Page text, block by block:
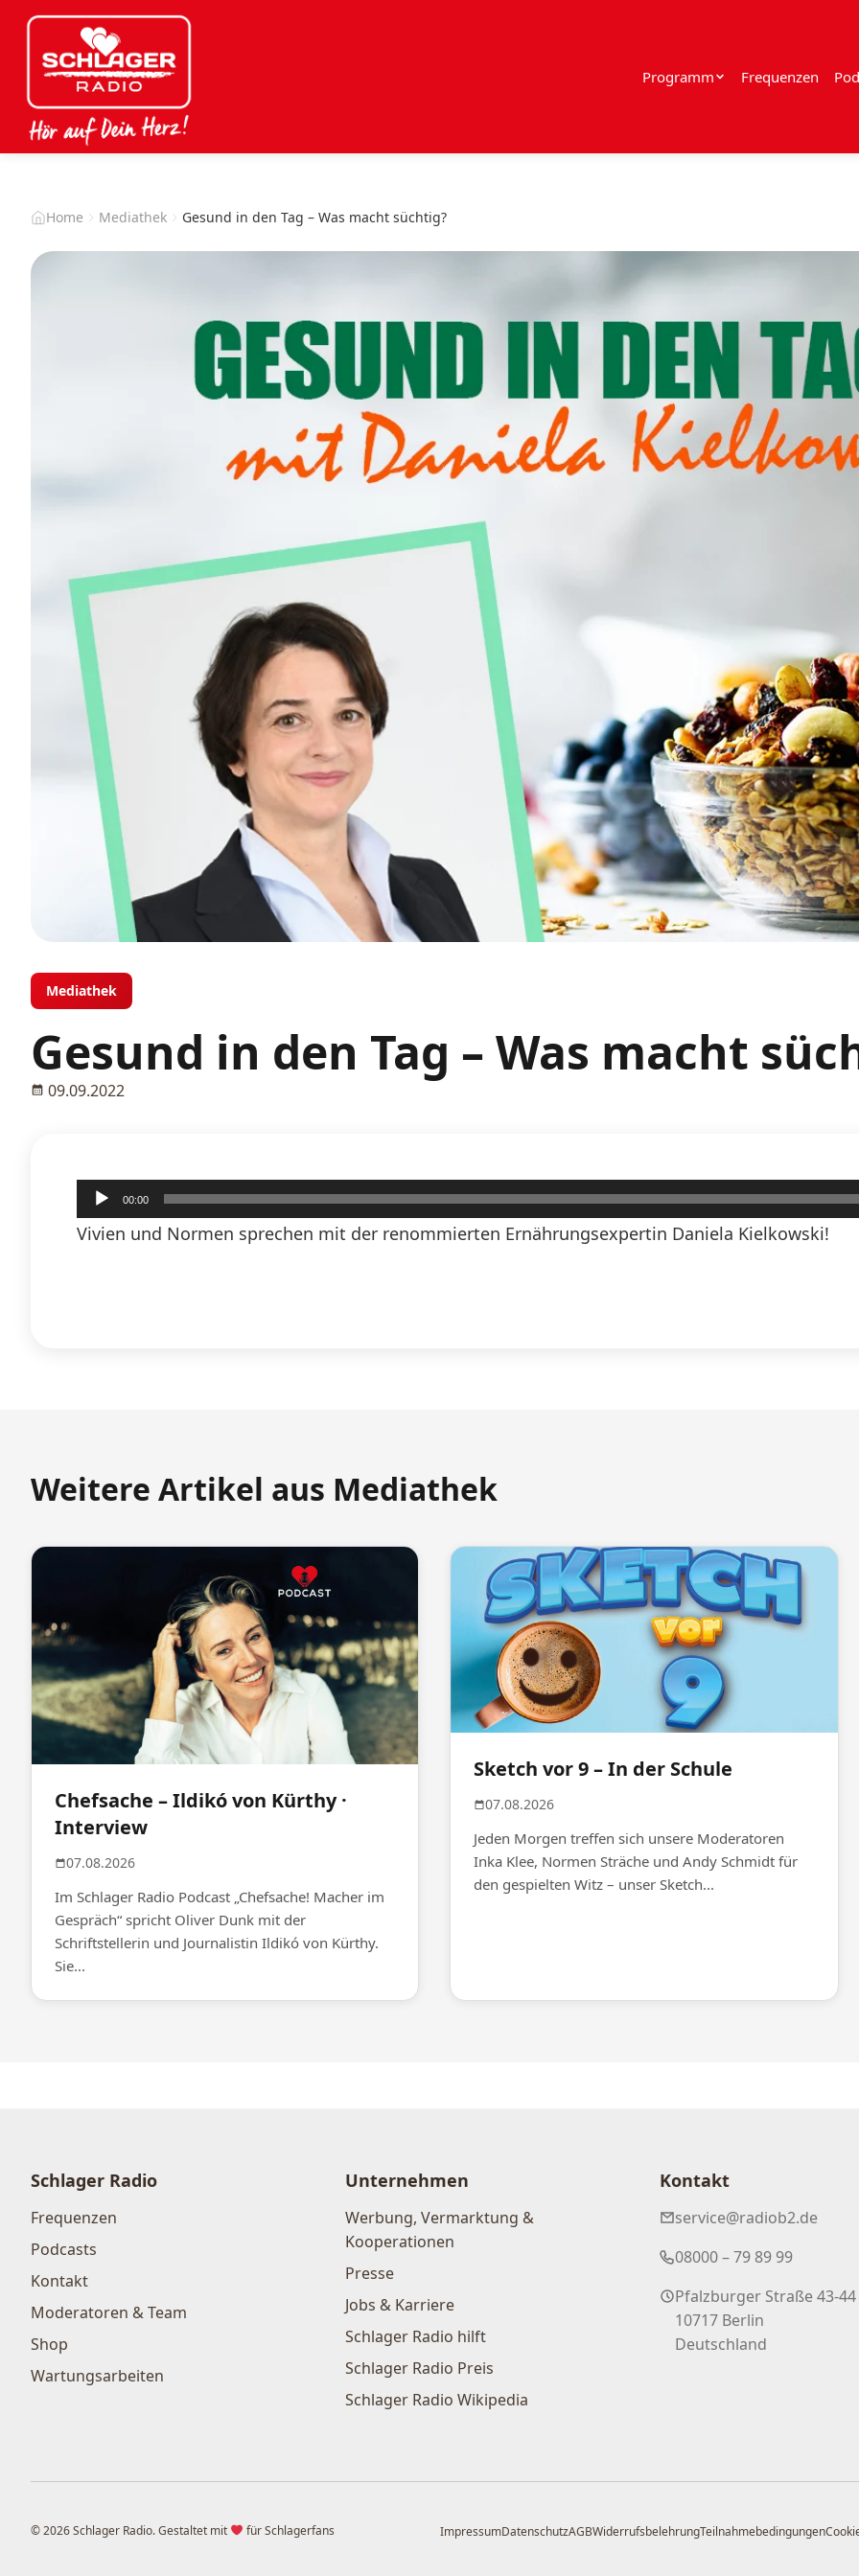
Programm Frequenzen
Home Mediathek Gesund in den Tag – Was macht süchtig?
Mediathek
Gesund in den Tag – Was macht
09.09.2022
Audio-
Player
00:00
Vivien und Normen sprechen mit der renommierten Ernährungsexpertin Daniela Kielkowski!
Weitere Artikel aus Mediathek
Chefsache – Ildikó von Kürthy ·
Interview
07.08.2026
Im Schlager Radio Podcast „Chefsache! Macher im
Gespräch“ spricht Oliver Dunk mit der
Schriftstellerin und Journalistin Ildikó von Kürthy.
Sie...
Sketch vor 9 – In der Schule
07.08.2026
Jeden Morgen treffen sich unsere Moderatoren
Inka Klee, Normen Sträche und Andy Schmidt für
den gespielten Witz – unser Sketch...
Schlager Radio
Frequenzen
Podcasts
Kontakt
Moderatoren & Team
Shop
Wartungsarbeiten
Unternehmen
Werbung, Vermarktung &
Kooperationen
Presse
Jobs & Karriere
Schlager Radio hilft
Schlager Radio Preis
Schlager Radio Wikipedia
Kontakt
service@radiob2.de
08000 – 79 89 99
Pfalzburger Straße 43-44
10717 Berlin
Deutschland
© 2026 Schlager Radio. Gestaltet mit für Schlagerfans ImpressumDatenschutzAGBWiderrufsbelehrungTeilnahmebedingungen